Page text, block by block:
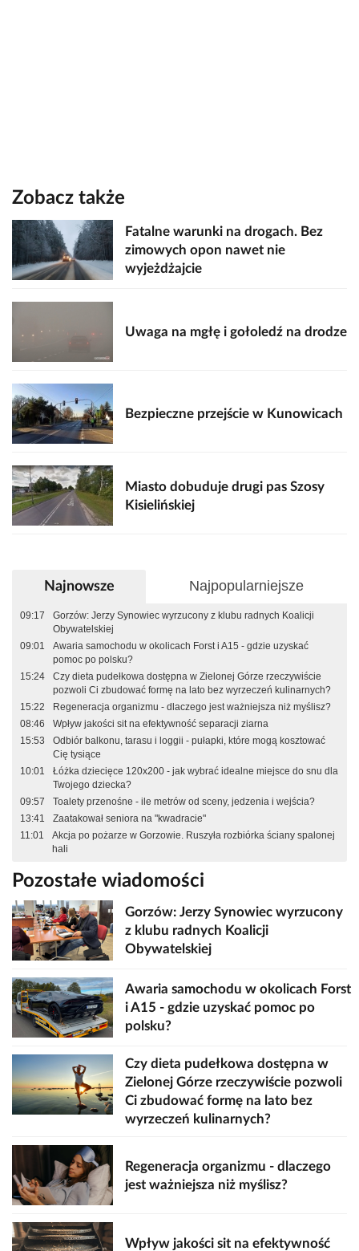
Zobacz także
Fatalne warunki na drogach. Bez
zimowych opon nawet nie
wyjeżdżajcie
Uwaga na mgłę i gołoledź na drodze
Bezpieczne przejście w Kunowicach
Miasto dobuduje drugi pas Szosy
Kisielińskiej
Najnowsze Najpopularniejsze
09:17
Gorzów: Jerzy Synowiec wyrzucony z klubu radnych Koalicji
Obywatelskiej
09:01
Awaria samochodu w okolicach Forst i A15 - gdzie uzyskać
pomoc po polsku?
15:24
Czy dieta pudełkowa dostępna w Zielonej Górze rzeczywiście
pozwoli Ci zbudować formę na lato bez wyrzeczeń kulinarnych?
15:22
Regeneracja organizmu - dlaczego jest ważniejsza niż myślisz?
08:46
Wpływ jakości sit na efektywność separacji ziarna
15:53
Odbiór balkonu, tarasu i loggii - pułapki, które mogą kosztować
Cię tysiące
10:01
Łóżka dziecięce 120x200 - jak wybrać idealne miejsce do snu dla
Twojego dziecka?
09:57
Toalety przenośne - ile metrów od sceny, jedzenia i wejścia?
13:41
Zaatakował seniora na "kwadracie"
11:01
Akcja po pożarze w Gorzowie. Ruszyła rozbiórka ściany spalonej
hali
Pozostałe wiadomości
Gorzów: Jerzy Synowiec wyrzucony
z klubu radnych Koalicji
Obywatelskiej
Awaria samochodu w okolicach Forst
i A15 - gdzie uzyskać pomoc po
polsku?
Czy dieta pudełkowa dostępna w
Zielonej Górze rzeczywiście pozwoli
Ci zbudować formę na lato bez
wyrzeczeń kulinarnych?
Regeneracja organizmu - dlaczego
jest ważniejsza niż myślisz?
Wpływ jakości sit na efektywność